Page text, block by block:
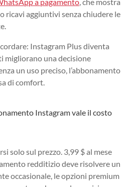
ricavi aggiuntivi senza chiudere le
Instagram Plus diventa
migliorano una decisione
un uso preciso, l’abbonamento
di comfort.
Instagram vale il costo
solo sul prezzo. 3,99 $ al mese
redditizio deve risolvere un
occasionale, le opzioni premium